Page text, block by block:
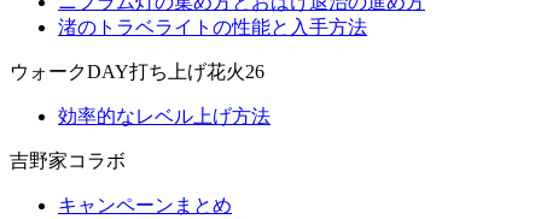
渚のトラベライトの性能と入手方法
ウォークDAY打ち上げ花火26
効率的なレベル上げ方法
吉野家コラボ
キャンペーンまとめ